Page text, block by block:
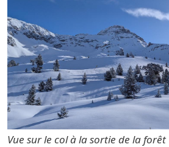
Vue sur le col à la sortie de la forêt